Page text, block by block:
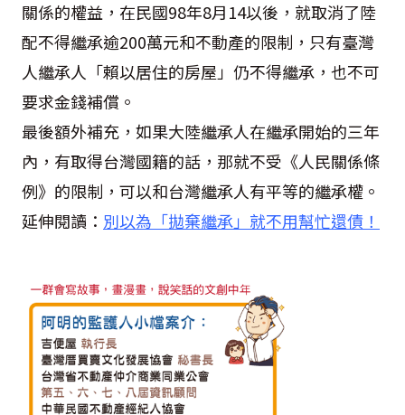
關係的權益，在民國98年8月14以後，就取消了陸
配不得繼承逾200萬元和不動產的限制，只有臺灣
人繼承人「賴以居住的房屋」仍不得繼承，也不可
要求金錢補償。
最後額外補充，如果大陸繼承人在繼承開始的三年
內，有取得台灣國籍的話，那就不受《人民關係條
例》的限制，可以和台灣繼承人有平等的繼承權。
延伸閱讀： 別以為「拋棄繼承」就不用幫忙還債！